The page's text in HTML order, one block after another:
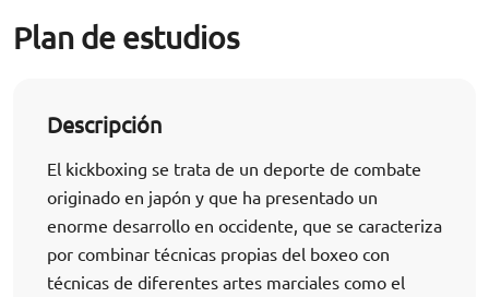
Plan de estudios
Descripción
El kickboxing se trata de un deporte de combate
originado en japón y que ha presentado un
enorme desarrollo en occidente, que se caracteriza
por combinar técnicas propias del boxeo con
técnicas de diferentes artes marciales como el